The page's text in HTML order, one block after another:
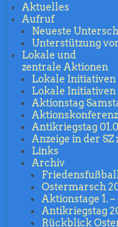
Aktuelles
Aufruf
Neueste
Unterstützung
Lokale und
zentrale Aktionen
Lokale
Lokale Initiativen
Aktionstag
Antikriegstag
Anzeige in der
Links
Archiv
Ostermarsch
Aktionstage 1.
Antikriegstag
Rückblick